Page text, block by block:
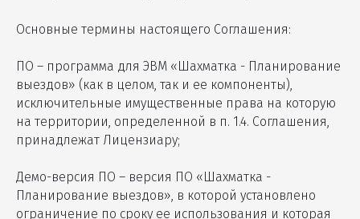
Основные термины настоящего Соглашения:
ПО – программа для ЭВМ «Шахматка - Планирование
выездов» (как в целом, так и ее компоненты),
исключительные имущественные права на которую
на территории, определенной в п. 1.4. Соглашения,
принадлежат Лицензиару;
Демо-версия ПО – версия ПО «Шахматка -
Планирование выездов», в которой установлено
ограничение по сроку ее использования и которая